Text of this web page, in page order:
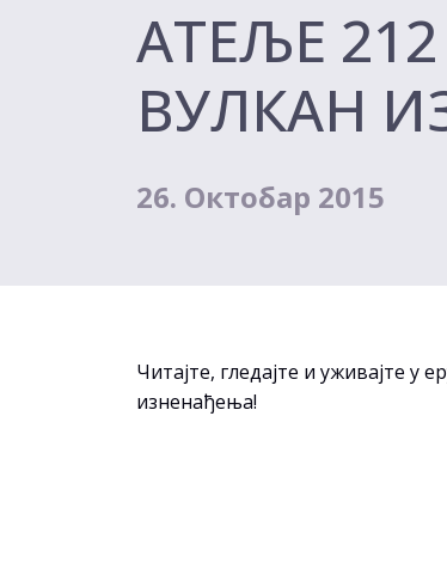
АТЕЉЕ
ВУЛКАН
26. Октобар 2015
Читајте, гледајте и уживајте у
изненађења!